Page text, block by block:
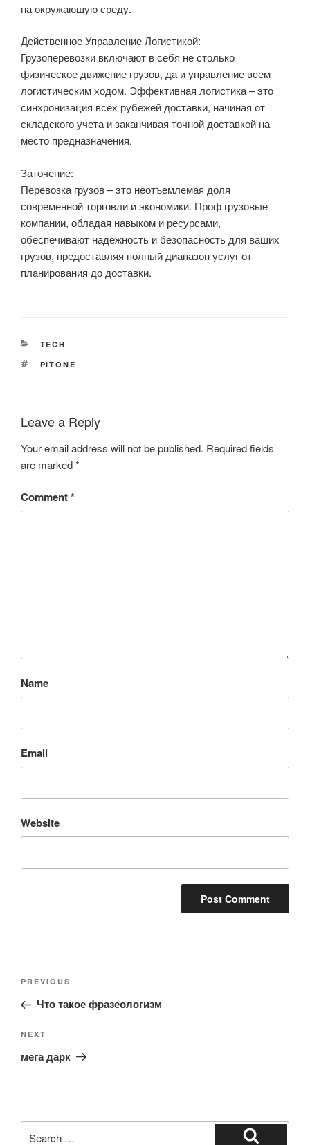
на окружающую среду.
Действенное Управление Логистикой:
Грузоперевозки включают в себя не столько
физическое движение грузов, да и управление всем
логистическим ходом. Эффективная логистика – это
синхронизация всех рубежей доставки, начиная от
складского учета и заканчивая точной доставкой на
место предназначения.
Заточение:
Перевозка грузов – это неотъемлемая доля
современной торговли и экономики. Проф грузовые
компании, обладая навыком и ресурсами,
обеспечивают надежность и безопасность для ваших
грузов, предоставляя полный диапазон услуг от
планирования до доставки.
CATEGORIES
TECH
TAGS
PITONE
Leave a Reply
Your email address will not be published. Required fields
are marked*
Comment*
Name
Email
Website
Post
Previous
Post
PREVIOUS
Что такое фразеологизм
Next
Post
NEXT
мега дарк